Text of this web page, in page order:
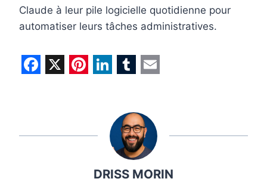
Claude à leur pile logicielle quotidienne pour
automatiser leurs tâches administratives.
e
t
k
d
m
b
l
r
a
i
l
DRISS MORIN